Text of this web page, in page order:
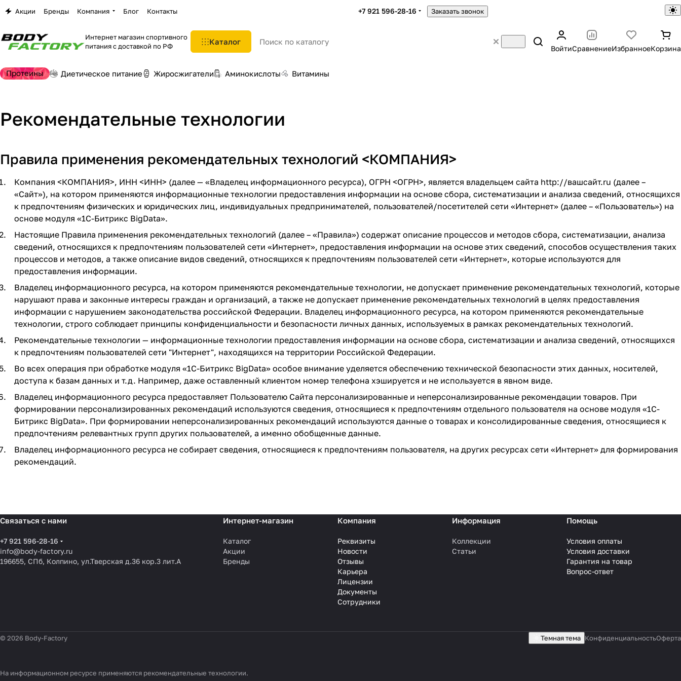
Акции Бренды Компания Блог Контакты +7 921 596-28-16 Заказать звонок
Интернет магазин спортивного
питания с доставкой по РФ
Каталог
ВойтиСравнениеИзбранноеКорзина
Протеины Диетическое питание Жиросжигатели Аминокислоты Витамины
Рекомендательные технологии
Правила применения рекомендательных технологий <КОМПАНИЯ>
Компания <КОМПАНИЯ>, ИНН <ИНН> (далее — «Владелец информационного ресурса), ОГРН <ОГРН>, является владельцем сайта http://вашсайт.ru (далее –
«Сайт»), на котором применяются информационные технологии предоставления информации на основе сбора, систематизации и анализа сведений, относящихся
к предпочтениям физических и юридических лиц, индивидуальных предпринимателей, пользователей/посетителей сети «Интернет» (далее – «Пользователь») на
основе модуля «1C-Битрикс BigData».
Настоящие Правила применения рекомендательных технологий (далее – «Правила») содержат описание процессов и методов сбора, систематизации, анализа
сведений, относящихся к предпочтениям пользователей сети «Интернет», предоставления информации на основе этих сведений, способов осуществления таких
процессов и методов, а также описание видов сведений, относящихся к предпочтениям пользователей сети «Интернет», которые используются для
предоставления информации.
Владелец информационного ресурса, на котором применяются рекомендательные технологии, не допускает применение рекомендательных технологий, которые
нарушают права и законные интересы граждан и организаций, а также не допускает применение рекомендательных технологий в целях предоставления
информации с нарушением законодательства российской Федерации. Владелец информационного ресурса, на котором применяются рекомендательные
технологии, строго соблюдает принципы конфиденциальности и безопасности личных данных, используемых в рамках рекомендательных технологий.
Рекомендательные технологии — информационные технологии предоставления информации на основе сбора, систематизации и анализа сведений, относящихся
к предпочтениям пользователей сети "Интернет", находящихся на территории Российской Федерации.
Во всех операция при обработке модуля «1C-Битрикс BigData» особое внимание уделяется обеспечению технической безопасности этих данных, носителей,
доступа к базам данных и т.д. Например, даже оставленный клиентом номер телефона хэшируется и не используется в явном виде.
Владелец информационного ресурса предоставляет Пользователю Сайта персонализированные и неперсонализированные рекомендации товаров. При
формировании персонализированных рекомендаций используются сведения, относящиеся к предпочтениям отдельного пользователя на основе модуля «1C-
Битрикс BigData». При формировании неперсонализированных рекомендаций используются данные о товарах и консолидированные сведения, относящиеся к
предпочтениям релевантных групп других пользователей, а именно обобщенные данные.
Владелец информационного ресурса не собирает сведения, относящиеся к предпочтениям пользователя, на других ресурсах сети «Интернет» для формирования
рекомендаций.
Связаться с нами
+7 921 596-28-16
info@body-factory.ru
196655, СПб, Колпино, ул.Тверская д.36 кор.3 лит.А
Интернет-магазин
Каталог
Акции
Бренды
Компания
Реквизиты
Новости
Отзывы
Карьера
Лицензии
Документы
Сотрудники
Информация
Коллекции
Статьи
Помощь
Условия оплаты
Условия доставки
Гарантия на товар
Вопрос-ответ
© 2026 Body-Factory Темная тема КонфиденциальностьОферта
На информационном ресурсе применяются рекомендательные технологии.